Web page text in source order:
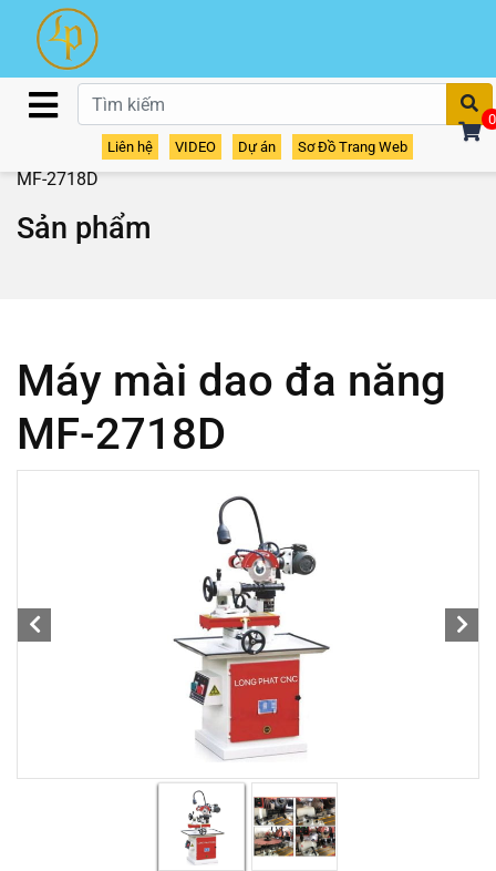
Liên hệ VIDEO Dự án Sơ Đồ Trang Web
0
Sản phẩm /Máy mài dao
/ Máy mài dao đa năng
MF-2718D
Sản phẩm
Máy mài dao đa năng
MF-2718D